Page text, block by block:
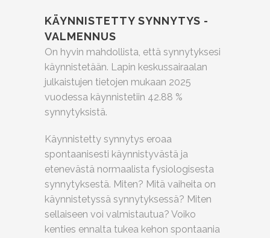
KÄYNNISTETTY SYNNYTYS -
VALMENNUS
On hyvin mahdollista, että synnytyksesi
käynnistetään. Lapin keskussairaalan
julkaistujen tietojen mukaan 2025
vuodessa käynnistetiin 42.88 %
synnytyksistä.
Käynnistetty synnytys eroaa
spontaanisesti käynnistyvästä ja
etenevästä normaalista fysiologisesta
synnytyksestä. Miten? Mitä vaiheita on
käynnistetyssä synnytyksessä? Miten
sellaiseen voi valmistautua? Voiko
kenties ennalta tukea kehon spontaania